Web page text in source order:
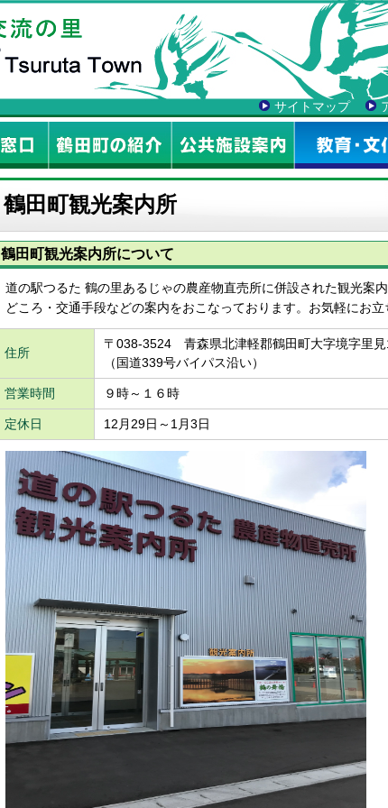
サイトマップ
鶴田町観光案内所
鶴田町観光案内所について
道の駅つるた 鶴の里あるじゃの農産物直売所に併設された観光案
どころ・交通手段などの案内をおこなっております。お気軽にお立
住所
〒038-3524 青森県北津軽郡鶴田町大字境字里見
（国道339号バイパス沿い）
営業時間 ９時～１６時
定休日 12月29日～1月3日